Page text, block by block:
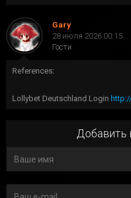
Gary
28 июля 2026 00:15
Гости
References:
Lollybet Deutschland Login
Добавить